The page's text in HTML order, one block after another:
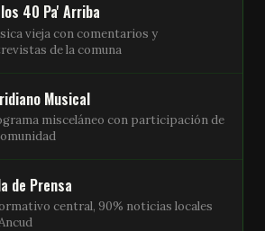
40 Pa' Arriba
vieja con comentarios y
de la comuna
Musical
misceláneo con participación de
de Prensa
central, 90% noticias locales